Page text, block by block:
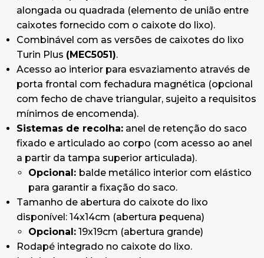
Não pode ser ancorado ao solo(versão
especial opcional disponível para ancoragem ao
solo. Sujeito a uma quantidade mínima de
encomenda).
Fabricado em chapas de aço laminadas a frio
galvanizadas a quente de 1,5 e 2 mm.
Acabamento com revestimento em pó de
resina de poliéster termoendurecível.
Dobradiças e anel de fixação do saco em aço
zincado.
Adequado para utilização no interior e no
exterior em condições climatéricas normais.
Para condições climatéricas extremas, como
salinidade, temperatura ou humidade elevadas,
pode ser incluído um tratamento especial
adicional. Informe-se sobre o custo adicional e
a encomenda mínima necessária.
alongada ou quadrada (elemento de união entre
caixotes fornecido com o caixote do lixo).
Combinável com as versões de caixotes do lixo
Turin Plus (MEC5051).
Acesso ao interior para esvaziamento através de
porta frontal com fechadura magnética (opcional
com fecho de chave triangular, sujeito a requisitos
mínimos de encomenda).
Sistemas de recolha:anel de retenção do saco
fixado e articulado ao corpo (com acesso ao anel
a partir da tampa superior articulada).
Opcional: balde metálico interior com elástico
para garantir a fixação do saco.
Tamanho de abertura do caixote do lixo
disponível: 14x14cm (abertura pequena)
Opcional:19x19cm (abertura grande)
Rodapé integrado no caixote do lixo.